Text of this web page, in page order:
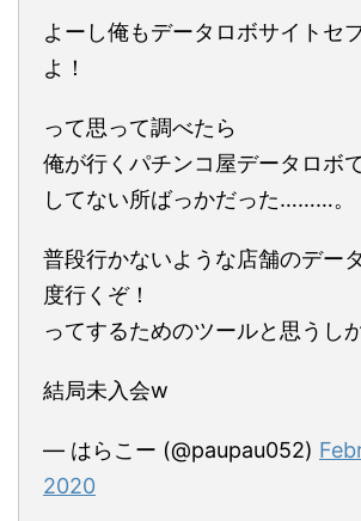
よーし俺もデータロボサイトセ
よ！
って思って調べたら
俺が行くパチンコ屋データロボ
してない所ばっかだった………。
普段行かないような店舗のデー
度行くぞ！
ってするためのツールと思うし
結局未入会w
— はらこー (@paupau052)
2020